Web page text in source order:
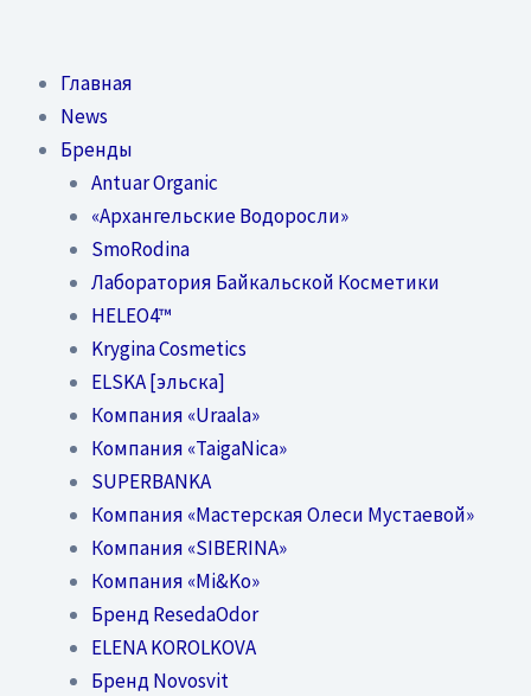
содержимому
Главная
News
Бренды
Antuar Organic
«Архангельские Водоросли»
SmoRodina
Лаборатория Байкальской Косметики
HELEO4™
Krygina Cosmetics
ELSKA [эльска]
Компания «Uraala»
Компания «TaigaNica»
SUPERBANKA
Компания «Мастерская Олеси Мустаевой»
Компания «SIBERINA»
Компания «Mi&Ko»
Бренд ResedaOdor
ELENA KOROLKOVA
Бренд Novosvit